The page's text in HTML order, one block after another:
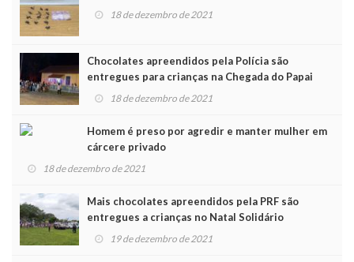
18 de dezembro de 2021
Chocolates apreendidos pela Polícia são
entregues para crianças na Chegada do Papai
Noel 18 de dezembro de 2021
Homem é preso por agredir e manter mulher em
cárcere privado
18 de dezembro de 2021
Mais chocolates apreendidos pela PRF são
entregues a crianças no Natal Solidário
19 de dezembro de 2021